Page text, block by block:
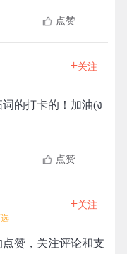
点赞
+关注
的打卡的！加油(ง
点赞
+关注
赞，关注评论和支